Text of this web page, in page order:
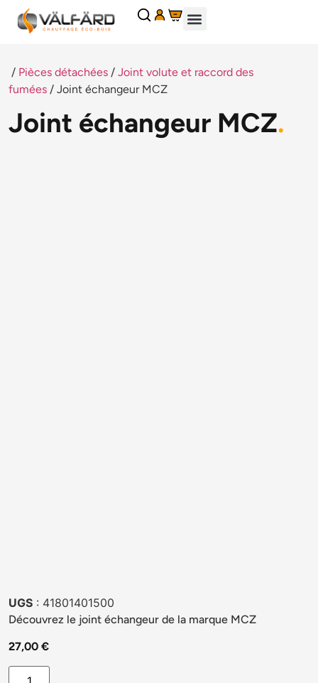
Panneau de gestion des cookies
/ Pièces détachées / Joint volute et raccord des
fumées / Joint échangeur MCZ
Joint échangeur MCZ.
UGS : 41801401500
Découvrez le joint échangeur de la marque MCZ
27,00 €